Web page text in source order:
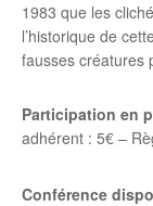
1983 que les
l’historique de
fausses créatures
Participation en
adhérent : 5€ –
Conférence